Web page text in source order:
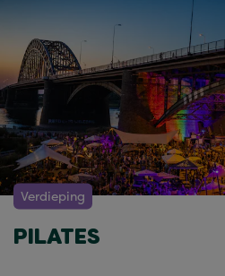
Verdieping
PILATES